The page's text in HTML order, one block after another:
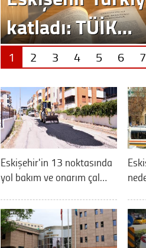
katladı: TÜİK…
1 2 3 4 5 6 7
Eskişehir'in 13 noktasında
yol bakım ve onarım çal…